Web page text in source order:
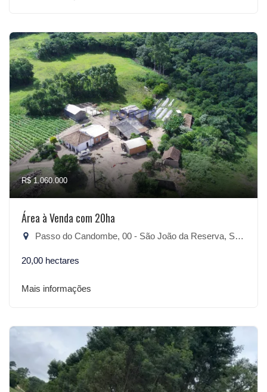
R$ 1.060.000
Área à Venda com 20ha
Passo do Candombe, 00 - São João da Reserva, São Lourenço do Sul-RS
20,00 hectares
Mais informações